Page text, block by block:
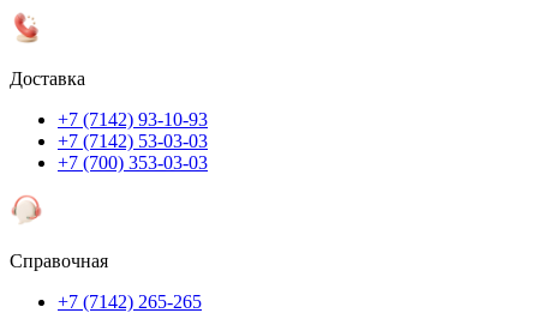
Доставка
+7 (7142) 93-10-93
+7 (7142) 53-03-03
+7 (700) 353-03-03
Справочная
+7 (7142) 265-265